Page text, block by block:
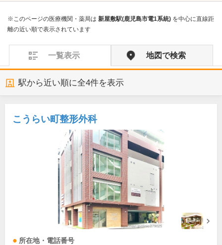
※このページの医療機関・薬局は 新屋敷駅(鹿児島市電1系統) を中心に直線距
離の近い順で表示されています
一覧表示 地図で検索
駅から近い順に全4件を表示
こうらい町整形外科
所在地・電話番号